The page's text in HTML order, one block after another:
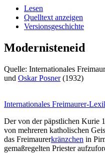
Lesen
Quelltext anzeigen
Versionsgeschichte
Modernisteneid
Quelle: Internationales
und Oskar Posner(1932)
Internationales Freimaurer-
Der von der päpstlichen Kurie
von mehreren katholischen
das Freimaurerkränzchen in
gemaßregelten Priester